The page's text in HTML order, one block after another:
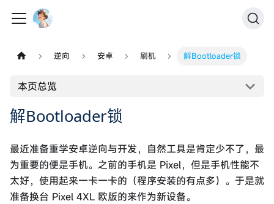
逆向 安卓 刷机 解Bootloader锁
本页总览
解Bootloader锁
最近准备重学安卓逆向与开发，自然工具是肯定少不了，最
为重要的便是手机。之前的手机是 Pixel，但是手机性能不
太好，使用起来一卡一卡的（程序安装的有点多）。于是就
准备换台 Pixel 4XL 欧版的来作为新设备。